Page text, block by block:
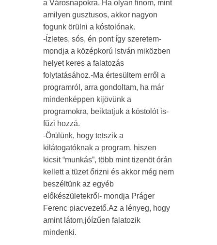
a Városnapokra. Ha olyan finom, mint
amilyen gusztusos, akkor nagyon
fogunk örülni a kóstolónak.
-Ízletes, sós, én pont így szeretem-
mondja a középkorú István miközben
helyet keres a falatozás
folytatásához.-Ma értesültem erről a
programról, arra gondoltam, ha már
mindenképpen kijövünk a
programokra, beiktatjuk a kóstolót is-
fűzi hozzá.
-Örülünk, hogy tetszik a
kilátogatóknak a program, hiszen
kicsit “munkás”, több mint tizenöt órán
kellett a tüzet őrizni és akkor még nem
beszéltünk az egyéb
előkészületekről- mondja Práger
Ferenc piacvezető.Az a lényeg, hogy
amint látom,jóízűen falatozik
mindenki.